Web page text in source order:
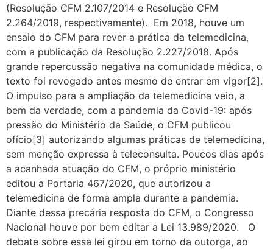
(Resolução CFM 2.107/2014 e Resolução CFM
2.264/2019, respectivamente). Em 2018, houve um
ensaio do CFM para rever a prática da telemedicina,
com a publicação da Resolução 2.227/2018. Após
grande repercussão negativa na comunidade médica, o
texto foi revogado antes mesmo de entrar em vigor[2].
O impulso para a ampliação da telemedicina veio, a
bem da verdade, com a pandemia da Covid-19: após
pressão do Ministério da Saúde, o CFM publicou
ofício[3] autorizando algumas práticas de telemedicina,
sem menção expressa à teleconsulta. Poucos dias após
a acanhada atuação do CFM, o próprio ministério
editou a Portaria 467/2020, que autorizou a
telemedicina de forma ampla durante a pandemia.
Diante dessa precária resposta do CFM, o Congresso
Nacional houve por bem editar a Lei 13.989/2020. O
debate sobre essa lei girou em torno da outorga, ao